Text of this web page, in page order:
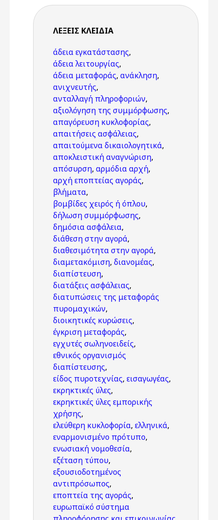
ΛΈΞΕΙΣ KΛΕΙΔΙΆ
άδεια εγκατάστασης,
άδεια λειτουργίας,
άδεια μεταφοράς, ανάκληση,
ανιχνευτής,
ανταλλαγή πληροφοριών,
αξιολόγηση της συμμόρφωσης,
απαγόρευση κυκλοφορίας,
απαιτήσεις ασφάλειας,
απαιτούμενα δικαιολογητικά,
αποκλειστική αναγνώριση,
απόσυρση, αρμόδια αρχή,
αρχή εποπτείας αγοράς,
βλήματα,
βομβίδες χειρός ή όπλου,
δήλωση συμμόρφωσης,
δημόσια ασφάλεια,
διάθεση στην αγορά,
διαθεσιμότητα στην αγορά,
διαμετακόμιση, διανομέας,
διαπίστευση,
διατάξεις ασφάλειας,
διατυπώσεις της μεταφοράς
πυρομαχικών,
διοικητικές κυρώσεις,
έγκριση μεταφοράς,
εγχυτές σωληνοειδείς,
εθνικός οργανισμός
διαπίστευσης,
είδος πυροτεχνίας, εισαγωγέας,
εκρηκτικές ύλες,
εκρηκτικές ύλες εμπορικής
χρήσης,
ελεύθερη κυκλοφορία, ελληνικά,
εναρμονισμένο πρότυπο,
ενωσιακή νομοθεσία,
εξέταση τύπου,
εξουσιοδοτημένος
αντιπρόσωπος,
εποπτεία της αγοράς,
ευρωπαϊκό σύστημα